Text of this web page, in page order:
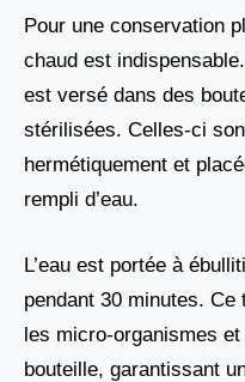
Pour une conservation
chaud est
est versé dans des
stérilisées. Celles-ci
hermétiquement et
rempli d’eau.
L’eau est portée à
pendant 30 minutes.
les micro-organismes
bouteille, garantissant